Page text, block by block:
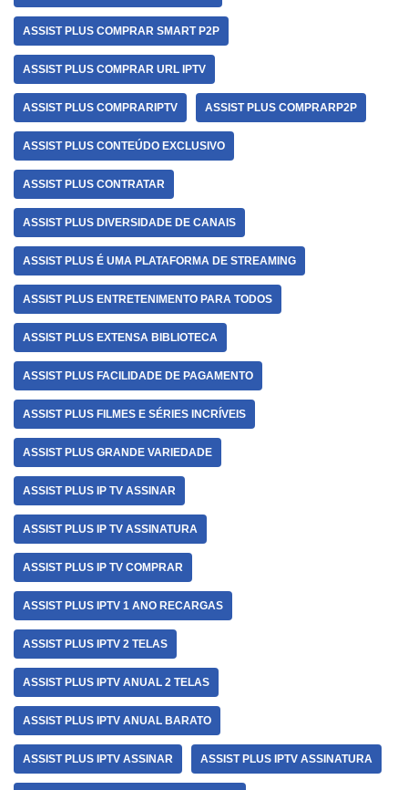
ASSIST PLUS COMPRAR SMART P2P
ASSIST PLUS COMPRAR URL IPTV
ASSIST PLUS COMPRARIPTV ASSIST PLUS COMPRARP2P
ASSIST PLUS CONTEÚDO EXCLUSIVO
ASSIST PLUS CONTRATAR
ASSIST PLUS DIVERSIDADE DE CANAIS
ASSIST PLUS É UMA PLATAFORMA DE STREAMING
ASSIST PLUS ENTRETENIMENTO PARA TODOS
ASSIST PLUS EXTENSA BIBLIOTECA
ASSIST PLUS FACILIDADE DE PAGAMENTO
ASSIST PLUS FILMES E SÉRIES INCRÍVEIS
ASSIST PLUS GRANDE VARIEDADE
ASSIST PLUS IP TV ASSINAR
ASSIST PLUS IP TV ASSINATURA
ASSIST PLUS IP TV COMPRAR
ASSIST PLUS IPTV 1 ANO RECARGAS
ASSIST PLUS IPTV 2 TELAS
ASSIST PLUS IPTV ANUAL 2 TELAS
ASSIST PLUS IPTV ANUAL BARATO
ASSIST PLUS IPTV ASSINAR ASSIST PLUS IPTV ASSINATURA